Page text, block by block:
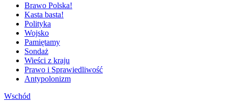
Brawo Polska!
Kasta basta!
Polityka
Wojsko
Pamiętamy
Sondaż
Wieści z kraju
Prawo i Sprawiedliwość
Antypolonizm
Wschód